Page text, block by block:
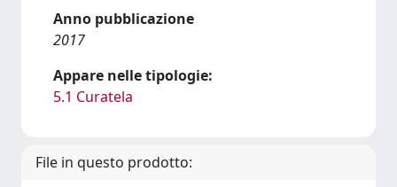
Anno pubblicazione
2017
Appare nelle tipologie:
5.1 Curatela
File in questo prodotto: